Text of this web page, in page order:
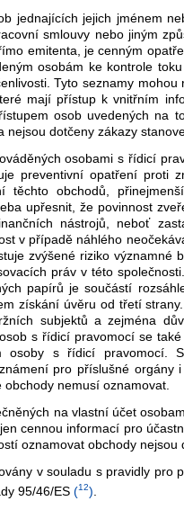
jednajících jejich jménem
smlouvy nebo jiným
emitenta, je cenným
osobám ke kontrole
Tyto seznamy
mají přístup k vnitřním
osob uvedených na
nejsou dotčeny zákazy
osobami s řídicí
preventivní opatření proti
těchto obchodů,
upřesnit, že povinnost
nástrojů, neboť
v případě náhlého
zvýšené riziko významné
práv v této
papírů je součástí
získání úvěru od třetí
subjektů a zejména
s řídicí pravomocí se
osoby s řídicí pravomocí.
pro příslušné
obchody nemusí oznamovat.
na vlastní účet
cennou informací pro
oznamovat obchody
v souladu s pravidly pro
95/46/ES (12)